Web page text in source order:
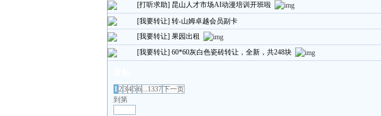
[打听求助] 昆山人才市场AI动漫培训开班啦
[我要转让] 转-山姆卓越会员副卡
[我要转让] 果园出租
[我要转让] 60*60灰白色瓷砖转让，全新，共248块
123456 ...1337下一页
到第